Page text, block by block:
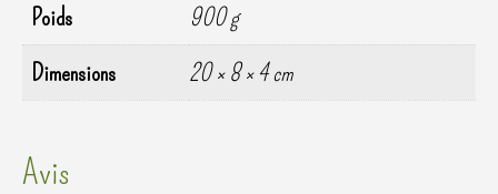
Poids
900 g
Dimensions
20 × 8 × 4 cm
Avis